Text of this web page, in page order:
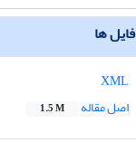
فایل ها
اصل مقاله
1.5 M